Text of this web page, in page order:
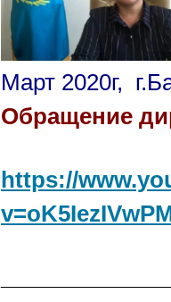
Март 2020г,
Обращение
https://